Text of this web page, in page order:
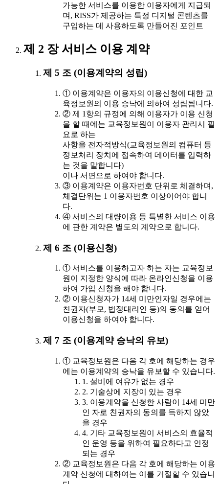
가능한 서비스를 이용한 이용자에게 지급되
며, RISS가 제공하는 특정 디지털 콘텐츠를
구입하는 데 사용하도록 만들어진 포인트
제 2 장 서비스 이용 계약
제 5 조 (이용계약의 성립)
① 이용계약은 이용자의 이용신청에 대한 교
육정보원의 이용 승낙에 의하여 성립됩니다.
② 제 1항의 규정에 의해 이용자가 이용 신청
을 할 때에는 교육정보원이 이용자 관리시 필
요로 하는
사항을 전자적방식(교육정보원의 컴퓨터 등
정보처리 장치에 접속하여 데이터를 입력하
는 것을 말합니다)
이나 서면으로 하여야 합니다.
③ 이용계약은 이용자번호 단위로 체결하며,
체결단위는 1 이용자번호 이상이어야 합니
다.
④ 서비스의 대량이용 등 특별한 서비스 이용
에 관한 계약은 별도의 계약으로 합니다.
제 6 조 (이용신청)
① 서비스를 이용하고자 하는 자는 교육정보
원이 지정한 양식에 따라 온라인신청을 이용
하여 가입 신청을 해야 합니다.
② 이용신청자가 14세 미만인자일 경우에는
친권자(부모, 법정대리인 등)의 동의를 얻어
이용신청을 하여야 합니다.
제 7 조 (이용계약 승낙의 유보)
① 교육정보원은 다음 각 호에 해당하는 경우
에는 이용계약의 승낙을 유보할 수 있습니다.
1. 설비에 여유가 없는 경우
2. 기술상에 지장이 있는 경우
3. 이용계약을 신청한 사람이 14세 미만
인 자로 친권자의 동의를 득하지 않았
을 경우
4. 기타 교육정보원이 서비스의 효율적
인 운영 등을 위하여 필요하다고 인정
되는 경우
② 교육정보원은 다음 각 호에 해당하는 이용
계약 신청에 대하여는 이를 거절할 수 있습니